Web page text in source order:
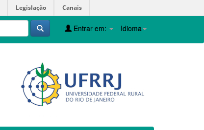
Legislação Canais
Idioma
Entrar em: